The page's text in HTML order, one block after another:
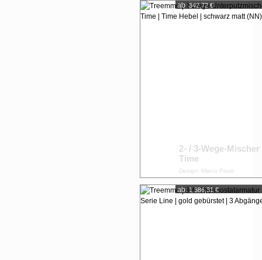
ab: 342,72 €
2- / 3-Wege-Mischer
Time
Design: Marco Pisati
ab: 1.386,31 €